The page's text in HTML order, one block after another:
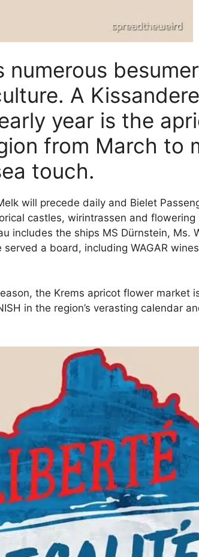
A
year is the
from March to
touch.
will precede daily and Bielet
castles, wirintrassen and
includes the ships MS Dürnstein, Ms.
a board, including WAGAR
the Krems apricot flower market
in the region’s verasting calendar